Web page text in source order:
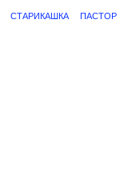
СТАРИКАШКА ПАСТОР